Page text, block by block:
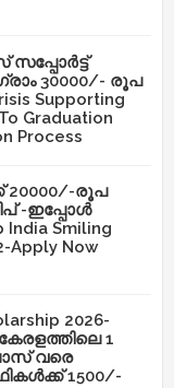
30000/- രൂപ
Supporting
Graduation
Process
20000/-രൂപ
-ഇപ്പോൾ
India Smiling
Apply Now
2026-
1
വരെ
1500/-